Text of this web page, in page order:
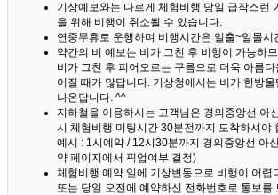
기상예보와는 다르게 체험비행 당일 급작스런
을 위해 비행이 취소될 수 있습니다.
연중무휴로 운행하며 비행시간은 일출~일몰시
약간의 비 예보는 비가 그친 후 비행이 가능하
비가 그친 후 피어오르는 구름으로 더욱 아름
어질 때가 많답니다. 기상청에서는 비가 한방
나온답니다. ^^
지하철을 이용하시는 고객님은 경의중앙선 아
시 체험비행 미팅시간 30분전까지 도착하셔야
예시 : 1시예약 / 12시30분까지 경의중앙선 아
약 페이지에서 픽업여부 결정)
체험비행 예약 일에 기상변동으로 비행이 어렵
또는 당일 오전에 예약하신 전화번호로 통보를